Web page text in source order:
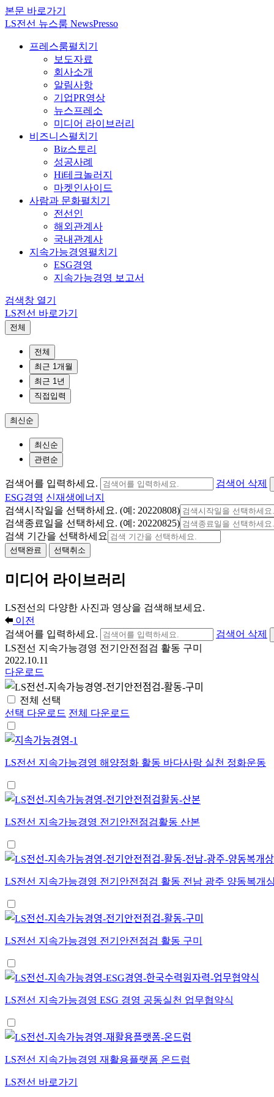
본문 바로가기
LS전선 뉴스룸 NewsPresso
프레스룸펼치기
보도자료
회사소개
알림사항
기업PR영상
뉴스프레소
미디어 라이브러리
비즈니스펼치기
Biz스토리
성공사례
Hi테크놀러지
마켓인사이드
사람과 문화펼치기
전선인
해외관계사
국내관계사
지속가능경영펼치기
ESG경영
지속가능경영 보고서
검색창 열기
LS전선 바로가기
전체
전체
최근 1개월
최근 1년
직접입력
최신순
최신순
관련순
검색어를 입력하세요.
검색어 삭제
ESG경영 신재생에너지
검색시작일을 선택하세요. (예: 20220808)
검색종료일을 선택하세요. (예: 20220825)
검색 기간을 선택하세요
선택완료 선택취소
미디어 라이브러리
LS전선의 다양한 사진과 영상을 검색해보세요.
이전
검색어를 입력하세요.
검색어 삭제
LS전선 지속가능경영 전기안전점검 활동 구미
2022.10.11
다운로드
전체 선택
선택 다운로드 전체 다운로드
LS전선 지속가능경영 해양정화 활동 바다사랑 실천 정화운동
LS전선 지속가능경영 전기안전점검활동 산본
LS전선 지속가능경영 전기안전점검 활동 전남 광주 양동복개
LS전선 지속가능경영 전기안전점검 활동 구미
LS전선 지속가능경영 ESG 경영 공동실천 업무협약식
LS전선 지속가능경영 재활용플랫폼 온드럼
LS전선 바로가기